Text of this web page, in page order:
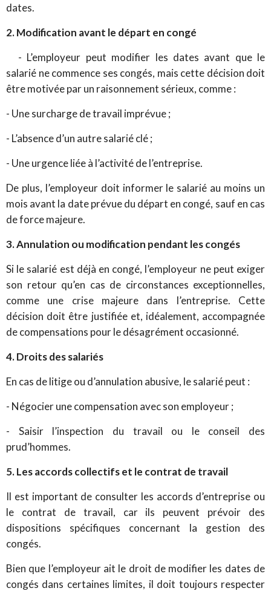
dates.
2. Modification avant le départ en congé
- L’employeur peut modifier les dates avant que le
salarié ne commence ses congés, mais cette décision doit
être motivée par un raisonnement sérieux, comme :
- Une surcharge de travail imprévue ;
- L’absence d’un autre salarié clé ;
- Une urgence liée à l’activité de l’entreprise.
De plus, l’employeur doit informer le salarié au moins un
mois avant la date prévue du départ en congé, sauf en cas
de force majeure.
3. Annulation ou modification pendant les congés
Si le salarié est déjà en congé, l’employeur ne peut exiger
son retour qu’en cas de circonstances exceptionnelles,
comme une crise majeure dans l’entreprise. Cette
décision doit être justifiée et, idéalement, accompagnée
de compensations pour le désagrément occasionné.
4. Droits des salariés
En cas de litige ou d’annulation abusive, le salarié peut :
- Négocier une compensation avec son employeur ;
- Saisir l’inspection du travail ou le conseil des
prud’hommes.
5. Les accords collectifs et le contrat de travail
Il est important de consulter les accords d’entreprise ou
le contrat de travail, car ils peuvent prévoir des
dispositions spécifiques concernant la gestion des
congés.
Bien que l’employeur ait le droit de modifier les dates de
congés dans certaines limites, il doit toujours respecter